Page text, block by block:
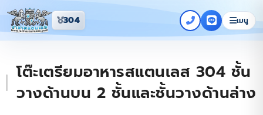
304 เมนู
โต๊ะเตรียมอาหารสแตนเลส 304 ชั้น
วางด้านบน 2 ชั้นและชั้นวางด้านล่าง